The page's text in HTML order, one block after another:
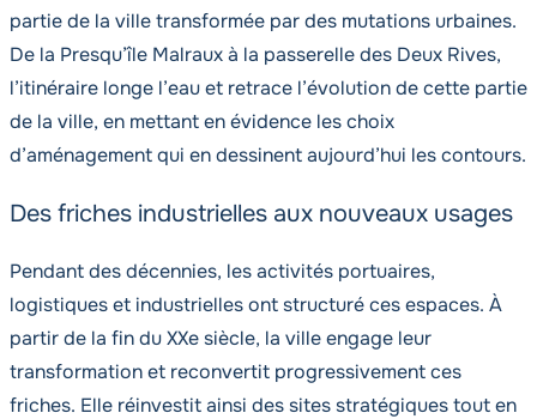
partie de la ville transformée par des mutations urbaines.
De la Presqu’île Malraux à la passerelle des Deux Rives,
l’itinéraire longe l’eau et retrace l’évolution de cette partie
de la ville, en mettant en évidence les choix
d’aménagement qui en dessinent aujourd’hui les contours.
Des friches industrielles aux nouveaux usages
Pendant des décennies, les activités portuaires,
logistiques et industrielles ont structuré ces espaces. À
partir de la fin du XXe siècle, la ville engage leur
transformation et reconvertit progressivement ces
friches. Elle réinvestit ainsi des sites stratégiques tout en